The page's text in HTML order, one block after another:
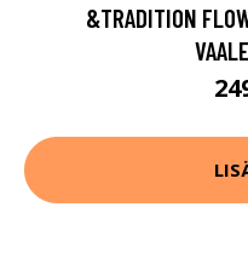
&TRADITION